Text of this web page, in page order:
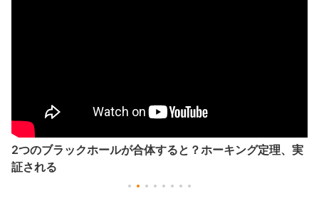
2つのブラックホールが合体すると？ホーキング定理、実
証される